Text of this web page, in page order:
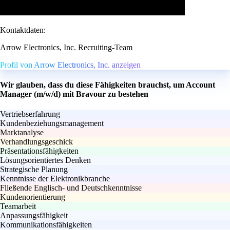
Kontaktdaten:
Arrow Electronics, Inc. Recruiting-Team
Profil von Arrow Electronics, Inc. anzeigen
Wir glauben, dass du diese Fähigkeiten brauchst, um Account
Manager (m/w/d) mit Bravour zu bestehen
Vertriebserfahrung
Kundenbeziehungsmanagement
Marktanalyse
Verhandlungsgeschick
Präsentationsfähigkeiten
Lösungsorientiertes Denken
Strategische Planung
Kenntnisse der Elektronikbranche
Fließende Englisch- und Deutschkenntnisse
Kundenorientierung
Teamarbeit
Anpassungsfähigkeit
Kommunikationsfähigkeiten